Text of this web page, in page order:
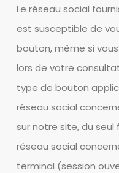
Le réseau social
est susceptible de
bouton, même si
lors de votre
type de bouton
réseau social
sur notre site, du
réseau social
terminal (session